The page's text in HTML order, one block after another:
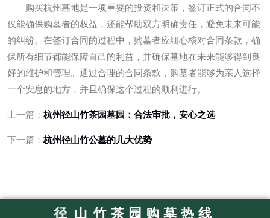
购买杭州墓地是一项重要的投资和决策，签订正式的合同不
仅能确保购墓者的权益，还能帮助双方明确责任，避免未来可能
的纠纷。在签订合同的过程中，购墓者应细心核对合同条款，确
保所有细节都能保障自己的利益，并确保墓地在未来能够得到良
好的维护和管理。通过合理的合同条款，购墓者能够为亲人选择
一个安息的地方，并且确保这个过程的顺利进行。
上一篇： 杭州径山竹茶园墓园：合法审批，安心之选
下一篇： 杭州径山竹公墓的几大优势
山 竹 茶 园 购 墓 热 线